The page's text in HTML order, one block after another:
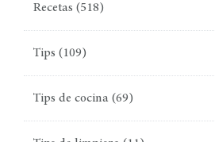
Recetas (518)
Tips (109)
Tips de cocina (69)